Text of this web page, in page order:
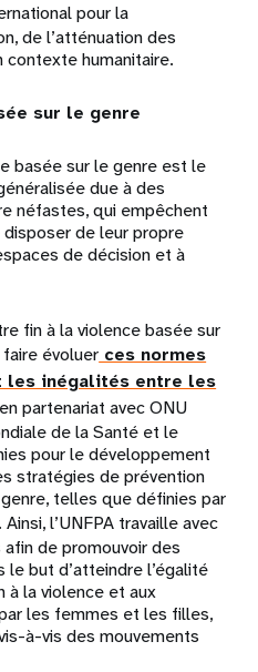
pour la
de l’atténuation des
humanitaire.
sur le genre
basée sur le genre est le
due à des
néfastes, qui empêchent
de leur propre
de décision et à
fin à la violence basée sur
évoluer ces normes
les inégalités entre les
partenariat avec ONU
de la Santé et le
pour le développement
stratégies de prévention
telles que définies par
. Ainsi, l’UNFPA travaille avec
de promouvoir des
le but d’atteindre l’égalité
la violence et aux
les femmes et les filles,
à-vis des mouvements